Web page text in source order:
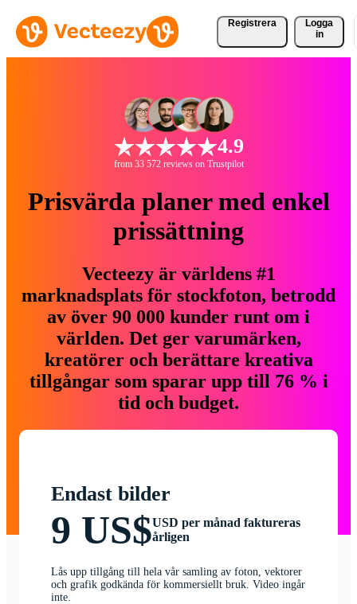
Registrera
Logga
in
4.9
from 33 572 reviews on Trustpilot
Prisvärda planer med enkel
prissättning
Vecteezy är världens #1
marknadsplats för stockfoton, betrodd
av över 90 000 kunder runt om i
världen. Det ger varumärken,
kreatörer och berättare kreativa
tillgångar som sparar upp till 76 % i
tid och budget.
Endast bilder
9 US$USD per månad faktureras
årligen
Lås upp tillgång till hela vår samling av foton, vektorer
och grafik godkända för kommersiellt bruk. Video ingår
inte.